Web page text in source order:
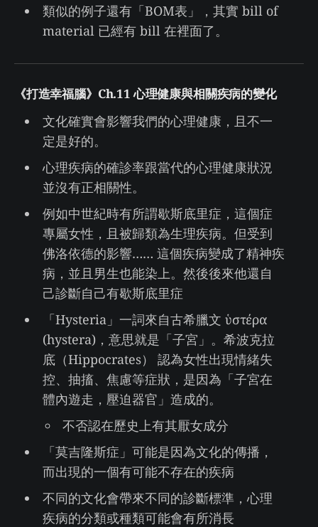
類似的例子還有「BOM表」，其實 bill of
material 已經有 bill 在裡面了。
《打造幸福腦》Ch.11 心理健康與相關疾病的變化
文化確實會影響我們的心理健康，且不一
定是好的。
心理疾病的確診率跟當代的心理健康狀況
並沒有正相關性。
例如中世紀時有所謂歇斯底里症，這個症
專屬女性，且被歸類為生理疾病。但受到
佛洛依德的影響…… 這個疾病變成了精神疾
病，並且男生也能染上。然後後來他還自
己診斷自己有歇斯底里症
「Hysteria」一詞來自古希臘文 ὑστέρα
(hystera)，意思就是「子宮」。希波克拉
底（Hippocrates） 認為女性出現情緒失
控、抽搐、焦慮等症狀，是因為「子宮在
體內遊走，壓迫器官」造成的。
不否認在歷史上有其厭女成分
「莫吉隆斯症」可能是因為文化的傳播，
而出現的一個有可能不存在的疾病
不同的文化會帶來不同的診斷標準，心理
疾病的分類或種類可能會有所消長